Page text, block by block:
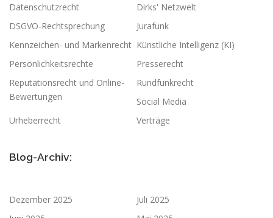
Datenschutzrecht
Dirks' Netzwelt
DSGVO-Rechtsprechung
Jurafunk
Kennzeichen- und Markenrecht Künstliche Intelligenz (KI)
Persönlichkeitsrechte
Presserecht
Reputationsrecht und Online-
Bewertungen
Rundfunkrecht
Social Media
Urheberrecht
Verträge
Blog-Archiv:
Dezember 2025
Juli 2025